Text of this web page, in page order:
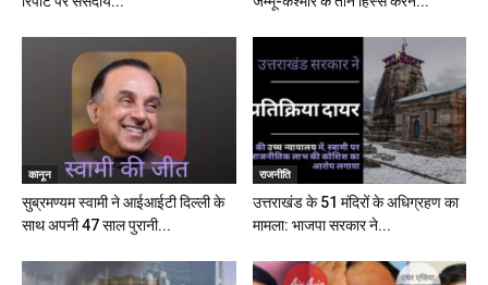
कानून
सुब्रमण्यम स्वामी ने आईआईटी दिल्ली के
साथ अपनी 47 साल पुरानी...
राजनीति
उत्तराखंड के 51 मंदिरों के अधिग्रहण का
मामला: भाजपा सरकार ने...